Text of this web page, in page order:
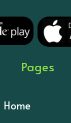
Pages
Home